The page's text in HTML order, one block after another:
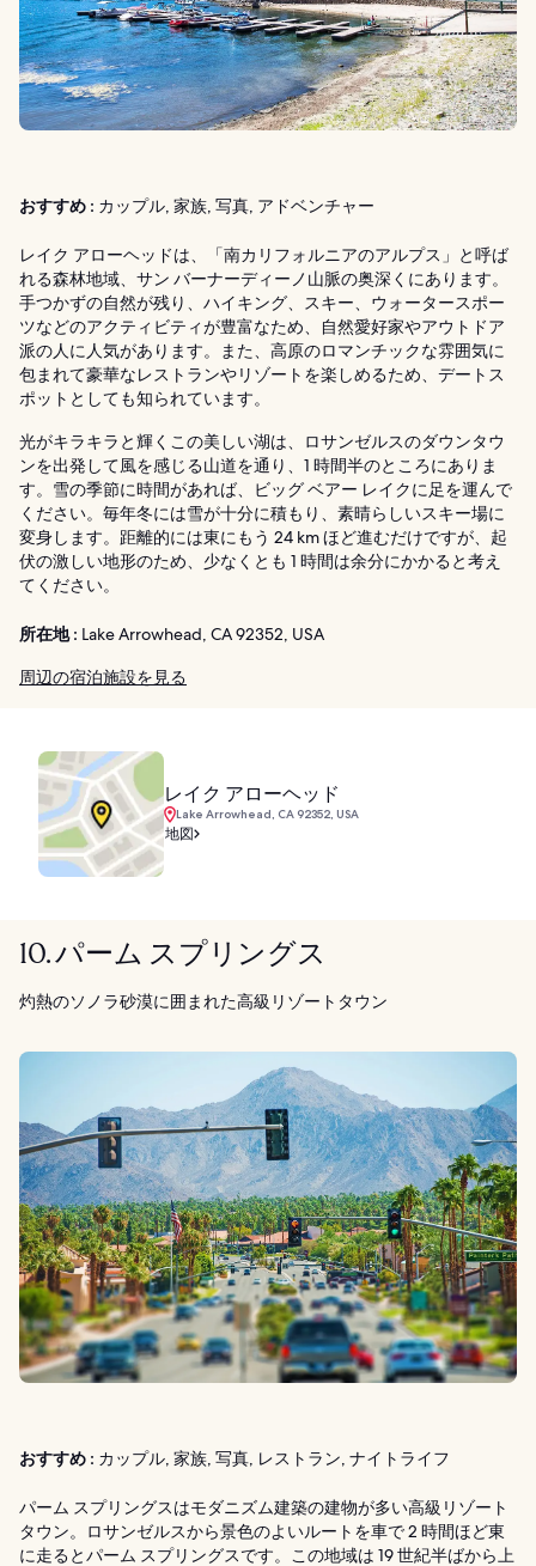
おすすめ : カップル, 家族, 写真, アドベンチャー
レイク アローヘッドは、「南カリフォルニアのアルプス」と呼ば
れる森林地域、サン バーナーディーノ山脈の奥深くにあります。
手つかずの自然が残り、ハイキング、スキー、ウォータースポー
ツなどのアクティビティが豊富なため、自然愛好家やアウトドア
派の人に人気があります。また、高原のロマンチックな雰囲気に
包まれて豪華なレストランやリゾートを楽しめるため、デートス
ポットとしても知られています。
光がキラキラと輝くこの美しい湖は、ロサンゼルスのダウンタウ
ンを出発して風を感じる山道を通り、1 時間半のところにありま
す。雪の季節に時間があれば、ビッグ ベアー レイクに足を運んで
ください。毎年冬には雪が十分に積もり、素晴らしいスキー場に
変身します。距離的には東にもう 24 km ほど進むだけですが、起
伏の激しい地形のため、少なくとも 1 時間は余分にかかると考え
てください。
所在地 : Lake Arrowhead, CA 92352, USA
周辺の宿泊施設を見る
レイク アローヘッド
Lake Arrowhead, CA 92352, USA
地図
10. パーム スプリングス
灼熱のソノラ砂漠に囲まれた高級リゾートタウン
おすすめ : カップル, 家族, 写真, レストラン, ナイトライフ
パーム スプリングスはモダニズム建築の建物が多い高級リゾート
タウン。ロサンゼルスから景色のよいルートを車で 2 時間ほど東
に走るとパーム スプリングスです。この地域は 19 世紀半ばから上